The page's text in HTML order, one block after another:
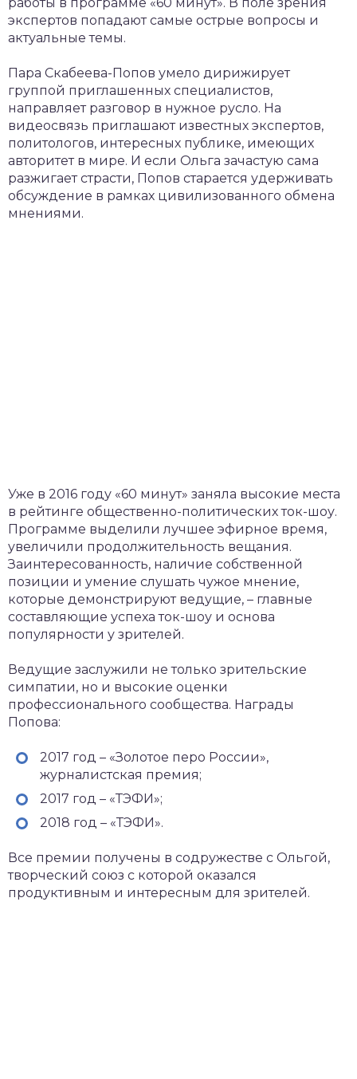
экспертов попадают самые острые вопросы и
актуальные темы.
Пара Скабеева-Попов умело дирижирует
группой приглашенных специалистов,
направляет разговор в нужное русло. На
видеосвязь приглашают известных экспертов,
политологов, интересных публике, имеющих
авторитет в мире. И если Ольга зачастую сама
разжигает страсти, Попов старается удерживать
обсуждение в рамках цивилизованного обмена
мнениями.
Уже в 2016 году «60 минут» заняла высокие места
в рейтинге общественно-политических ток-шоу.
Программе выделили лучшее эфирное время,
увеличили продолжительность вещания.
Заинтересованность, наличие собственной
позиции и умение слушать чужое мнение,
которые демонстрируют ведущие, – главные
составляющие успеха ток-шоу и основа
популярности у зрителей.
Ведущие заслужили не только зрительские
симпатии, но и высокие оценки
профессионального сообщества. Награды
Попова:
2017 год – «Золотое перо России»,
журналистская премия;
2017 год – «ТЭФИ»;
2018 год – «ТЭФИ».
Все премии получены в содружестве с Ольгой,
творческий союз с которой оказался
продуктивным и интересным для зрителей.